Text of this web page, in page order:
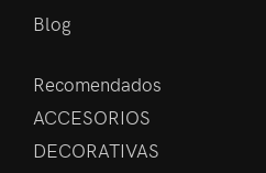
Blog
Recomendados
ACCESORIOS
DECORATIVAS